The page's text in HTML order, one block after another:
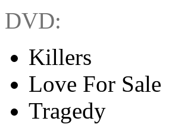
DVD:
Killers
Love For Sale
Tragedy